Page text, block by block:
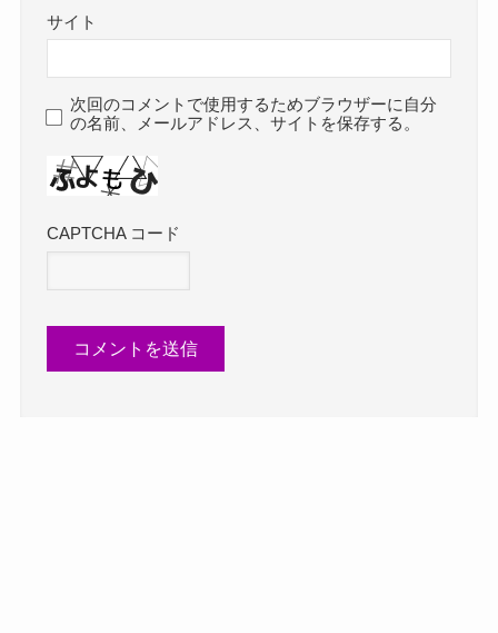
サイト
次回のコメントで使用するためブラウザーに自分
の名前、メールアドレス、サイトを保存する。
CAPTCHA コード